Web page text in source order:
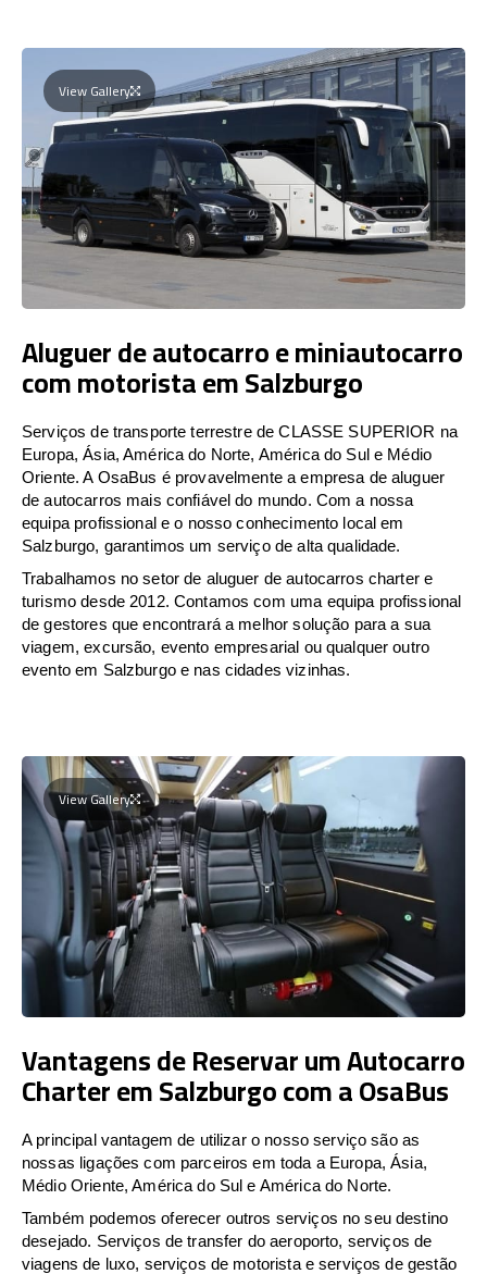
View Gallery
Aluguer de autocarro e miniautocarro
com motorista em Salzburgo
Serviços de transporte terrestre de CLASSE SUPERIOR na
Europa, Ásia, América do Norte, América do Sul e Médio
Oriente. A OsaBus é provavelmente a empresa de aluguer
de autocarros mais confiável do mundo. Com a nossa
equipa profissional e o nosso conhecimento local em
Salzburgo, garantimos um serviço de alta qualidade.
Trabalhamos no setor de aluguer de autocarros charter e
turismo desde 2012. Contamos com uma equipa profissional
de gestores que encontrará a melhor solução para a sua
viagem, excursão, evento empresarial ou qualquer outro
evento em Salzburgo e nas cidades vizinhas.
View Gallery
Vantagens de Reservar um Autocarro
Charter em Salzburgo com a OsaBus
A principal vantagem de utilizar o nosso serviço são as
nossas ligações com parceiros em toda a Europa, Ásia,
Médio Oriente, América do Sul e América do Norte.
Também podemos oferecer outros serviços no seu destino
desejado. Serviços de transfer do aeroporto, serviços de
viagens de luxo, serviços de motorista e serviços de gestão